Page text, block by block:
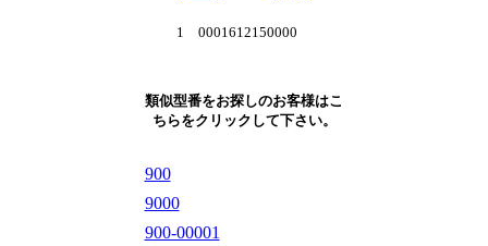
1 0001612150000
類似型番をお探しのお客様はこ
ちらをクリックして下さい。
900
9000
900-00001